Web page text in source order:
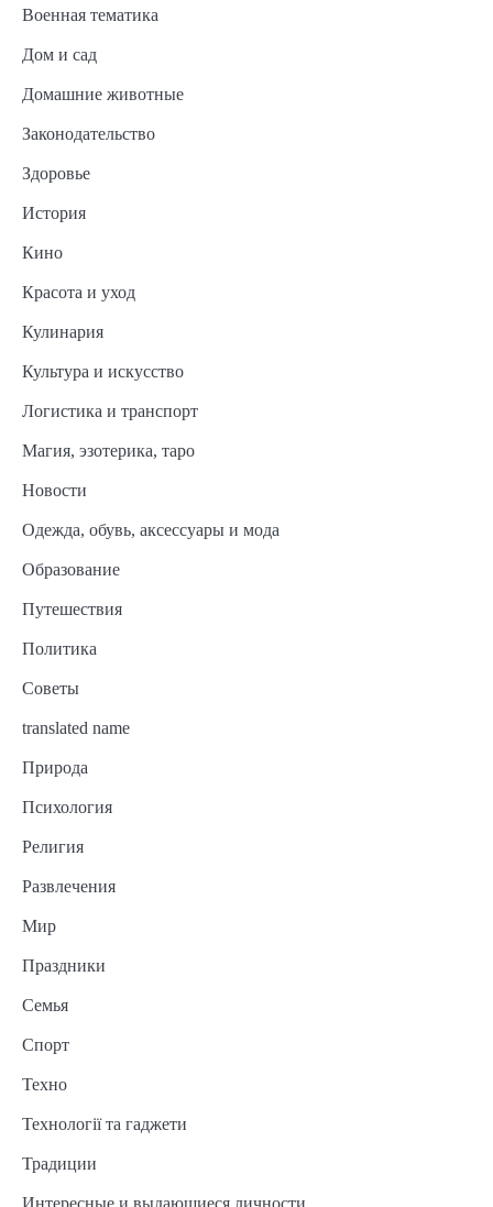
Военная тематика
Дом и сад
Домашние животные
Законодательство
Здоровье
История
Кино
Красота и уход
Кулинария
Культура и искусство
Логистика и транспорт
Магия, эзотерика, таро
Новости
Одежда, обувь, аксессуары и мода
Образование
Путешествия
Политика
Советы
translated name
Природа
Психология
Религия
Развлечения
Мир
Праздники
Семья
Спорт
Техно
Технології та гаджети
Традиции